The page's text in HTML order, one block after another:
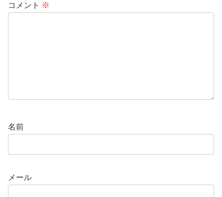
コメント ※
名前
メール